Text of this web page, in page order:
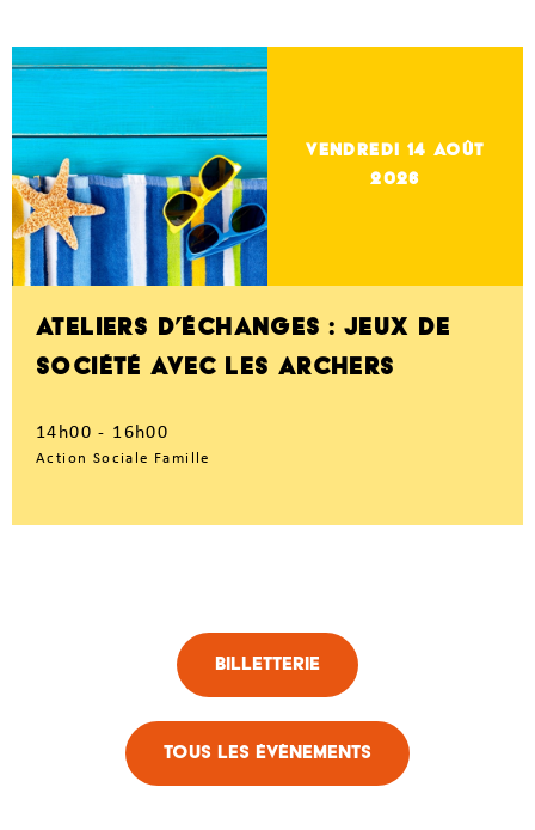
vendredi 14Août
2026
ATELIERS D’ÉCHANGES : JEUX DE
SOCIÉTÉ AVEC LES ARCHERS
14h00 - 16h00
Action Sociale Famille
Billetterie
Tous les évènements